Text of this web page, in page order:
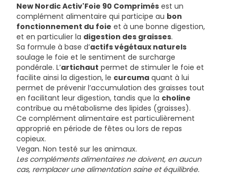
New Nordic Activ'Foie 90 Comprimés est un
complément alimentaire qui participe au bon
fonctionnement du foie et à une bonne digestion,
et en particulier la digestion des graisses.
Sa formule à base d’actifs végétaux naturels
soulage le foie et le sentiment de surcharge
pondérale. L’artichaut permet de stimuler le foie et
facilite ainsi la digestion, le curcuma quant à lui
permet de prévenir l’accumulation des graisses tout
en facilitant leur digestion, tandis que la choline
contribue au métabolisme des lipides (graisses).
Ce complément alimentaire est particulièrement
approprié en période de fêtes ou lors de repas
copieux.
Vegan. Non testé sur les animaux.
Les compléments alimentaires ne doivent, en aucun
cas, remplacer une alimentation saine et équilibrée.